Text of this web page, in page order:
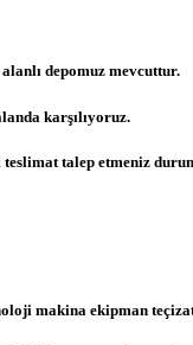
depomuz mevcuttur.
karşılıyoruz.
talep etmeniz
makina ekipman